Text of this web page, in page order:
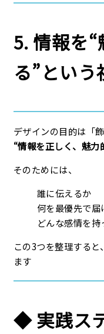
5. 情報を
る”という
デザインの目的は「
“情報を正しく、魅力
そのためには、
誰に伝えるか
何を最優先で届
どんな感情を持
この3つを整理する
ます
◆ 実践ス